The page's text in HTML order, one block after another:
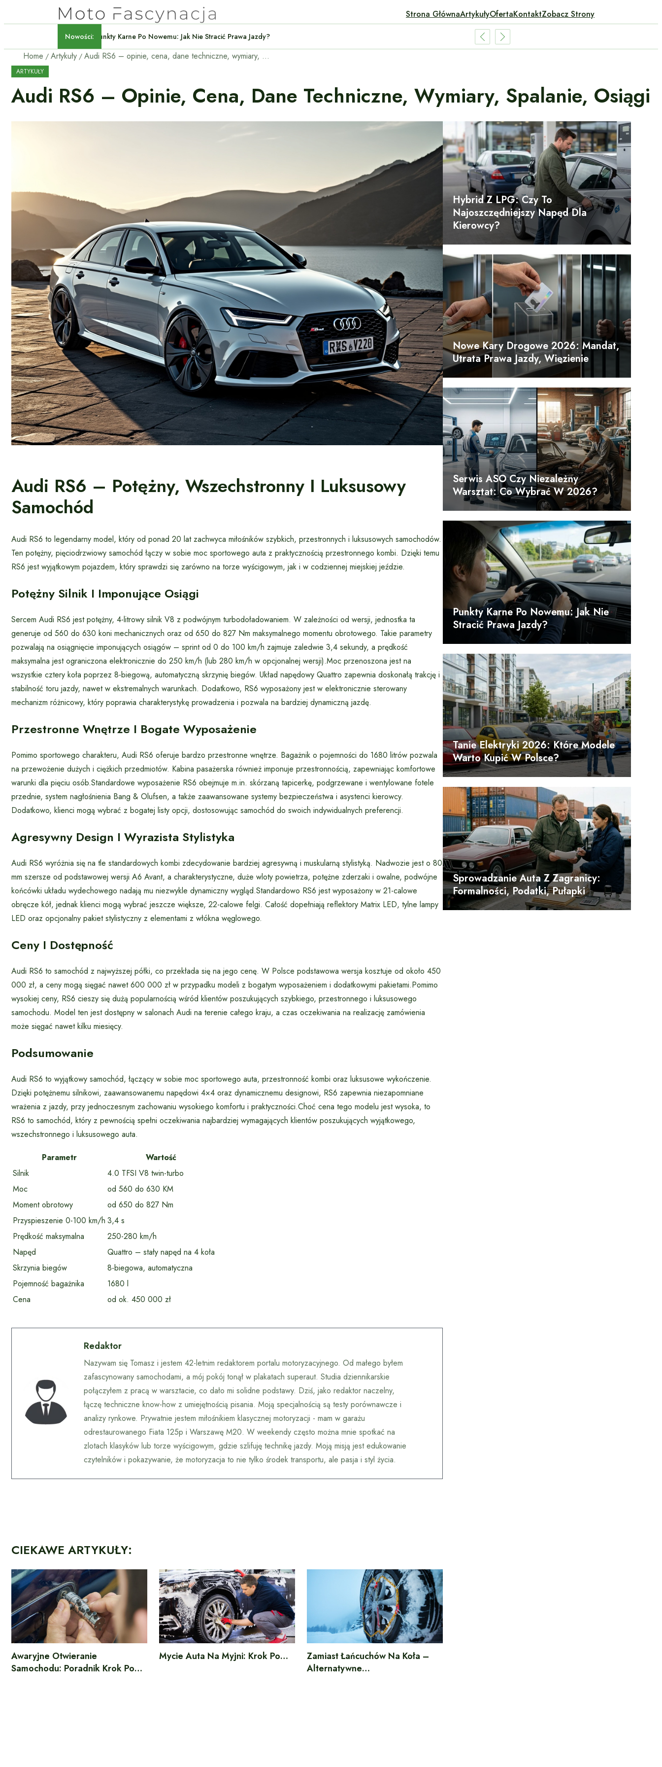
Strona GłównaArtykułyOfertaKontaktZobacz Strony
Nowości: Punkty Karne Po Nowemu: Jak Nie Stracić Prawa Jazdy?
Home Artykuły Audi RS6 – opinie, cena, dane techniczne, wymiary, spalanie, osiągi
ARTYKUŁY
Audi RS6 – Opinie, Cena, Dane Techniczne, Wymiary, Spalanie, Osiągi
Audi RS6 – Potężny, Wszechstronny I Luksusowy
Samochód
Audi RS6 to legendarny model, który od ponad 20 lat zachwyca miłośników szybkich, przestronnych i luksusowych samochodów.
Ten potężny, pięciodrzwiowy samochód łączy w sobie moc sportowego auta z praktycznością przestronnego kombi. Dzięki temu
RS6 jest wyjątkowym pojazdem, który sprawdzi się zarówno na torze wyścigowym, jak i w codziennej miejskiej jeździe.
Potężny Silnik I Imponujące Osiągi
Sercem Audi RS6 jest potężny, 4-litrowy silnik V8 z podwójnym turbodoładowaniem. W zależności od wersji, jednostka ta
generuje od 560 do 630 koni mechanicznych oraz od 650 do 827 Nm maksymalnego momentu obrotowego. Takie parametry
pozwalają na osiągnięcie imponujących osiągów – sprint od 0 do 100 km/h zajmuje zaledwie 3,4 sekundy, a prędkość
maksymalna jest ograniczona elektronicznie do 250 km/h (lub 280 km/h w opcjonalnej wersji).Moc przenoszona jest na
wszystkie cztery koła poprzez 8-biegową, automatyczną skrzynię biegów. Układ napędowy Quattro zapewnia doskonałą trakcję i
stabilność toru jazdy, nawet w ekstremalnych warunkach. Dodatkowo, RS6 wyposażony jest w elektronicznie sterowany
mechanizm różnicowy, który poprawia charakterystykę prowadzenia i pozwala na bardziej dynamiczną jazdę.
Przestronne Wnętrze I Bogate Wyposażenie
Pomimo sportowego charakteru, Audi RS6 oferuje bardzo przestronne wnętrze. Bagażnik o pojemności do 1680 litrów pozwala
na przewożenie dużych i ciężkich przedmiotów. Kabina pasażerska również imponuje przestronnością, zapewniając komfortowe
warunki dla pięciu osób.Standardowe wyposażenie RS6 obejmuje m.in. skórzaną tapicerkę, podgrzewane i wentylowane fotele
przednie, system nagłośnienia Bang & Olufsen, a także zaawansowane systemy bezpieczeństwa i asystenci kierowcy.
Dodatkowo, klienci mogą wybrać z bogatej listy opcji, dostosowując samochód do swoich indywidualnych preferencji.
Agresywny Design I Wyrazista Stylistyka
Audi RS6 wyróżnia się na tle standardowych kombi zdecydowanie bardziej agresywną i muskularną stylistyką. Nadwozie jest o 80
mm szersze od podstawowej wersji A6 Avant, a charakterystyczne, duże wloty powietrza, potężne zderzaki i owalne, podwójne
końcówki układu wydechowego nadają mu niezwykle dynamiczny wygląd.Standardowo RS6 jest wyposażony w 21-calowe
obręcze kół, jednak klienci mogą wybrać jeszcze większe, 22-calowe felgi. Całość dopełniają reflektory Matrix LED, tylne lampy
LED oraz opcjonalny pakiet stylistyczny z elementami z włókna węglowego.
Ceny I Dostępność
Audi RS6 to samochód z najwyższej półki, co przekłada się na jego cenę. W Polsce podstawowa wersja kosztuje od około 450
000 zł, a ceny mogą sięgać nawet 600 000 zł w przypadku modeli z bogatym wyposażeniem i dodatkowymi pakietami.Pomimo
wysokiej ceny, RS6 cieszy się dużą popularnością wśród klientów poszukujących szybkiego, przestronnego i luksusowego
samochodu. Model ten jest dostępny w salonach Audi na terenie całego kraju, a czas oczekiwania na realizację zamówienia
może sięgać nawet kilku miesięcy.
Podsumowanie
Audi RS6 to wyjątkowy samochód, łączący w sobie moc sportowego auta, przestronność kombi oraz luksusowe wykończenie.
Dzięki potężnemu silnikowi, zaawansowanemu napędowi 4×4 oraz dynamicznemu designowi, RS6 zapewnia niezapomniane
wrażenia z jazdy, przy jednoczesnym zachowaniu wysokiego komfortu i praktyczności.Choć cena tego modelu jest wysoka, to
RS6 to samochód, który z pewnością spełni oczekiwania najbardziej wymagających klientów poszukujących wyjątkowego,
wszechstronnego i luksusowego auta.
Parametr
Wartość
Silnik
4.0 TFSI V8 twin-turbo
Moc
od 560 do 630 KM
Moment obrotowy
od 650 do 827 Nm
Przyspieszenie 0-100 km/h 3,4 s
Prędkość maksymalna
250-280 km/h
Napęd
Quattro – stały napęd na 4 koła
Skrzynia biegów
8-biegowa, automatyczna
Pojemność bagażnika
1680 l
Cena
od ok. 450 000 zł
Redaktor
Nazywam się Tomasz i jestem 42-letnim redaktorem portalu motoryzacyjnego. Od małego byłem
zafascynowany samochodami, a mój pokój tonął w plakatach superaut. Studia dziennikarskie
połączyłem z pracą w warsztacie, co dało mi solidne podstawy. Dziś, jako redaktor naczelny,
łączę techniczne know-how z umiejętnością pisania. Moją specjalnością są testy porównawcze i
analizy rynkowe. Prywatnie jestem miłośnikiem klasycznej motoryzacji - mam w garażu
odrestaurowanego Fiata 125p i Warszawę M20. W weekendy często można mnie spotkać na
zlotach klasyków lub torze wyścigowym, gdzie szlifuję technikę jazdy. Moją misją jest edukowanie
czytelników i pokazywanie, że motoryzacja to nie tylko środek transportu, ale pasja i styl życia.
CIEKAWE ARTYKUŁY:
Awaryjne Otwieranie
Samochodu: Poradnik Krok Po…
Mycie Auta Na Myjni: Krok Po…
Zamiast Łańcuchów Na Koła –
Alternatywne…
Hybrid Z LPG: Czy To
Najoszczędniejszy Napęd Dla
Kierowcy?
Nowe Kary Drogowe 2026: Mandat,
Utrata Prawa Jazdy, Więzienie
Serwis ASO Czy Niezależny
Warsztat: Co Wybrać W 2026?
Punkty Karne Po Nowemu: Jak Nie
Stracić Prawa Jazdy?
Tanie Elektryki 2026: Które Modele
Warto Kupić W Polsce?
Sprowadzanie Auta Z Zagranicy:
Formalności, Podatki, Pułapki